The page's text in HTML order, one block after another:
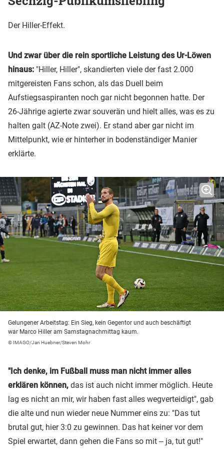
Der Hiller-Effekt.
Und zwar über die rein sportliche Leistung des Ur-Löwen
hinaus: "Hiller, Hiller", skandierten viele der fast 2.000
mitgereisten Fans schon, als das Duell beim
Aufstiegsaspiranten noch gar nicht begonnen hatte. Der
26-Jährige agierte zwar souverän und hielt alles, was es zu
halten galt (AZ-Note zwei). Er stand aber gar nicht im
Mittelpunkt, wie er hinterher in bodenständiger Manier
erklärte.
Gelungener Arbeitstag: Ein Sieg, kein Gegentor und auch beschäftigt
war Marco Hiller am Samstagnachmittag kaum.
© IMAGO/Jan Huebner/Steven Mohr
"Ich denke, im Fußball muss man nicht immer alles
erklären können, das ist auch nicht immer möglich. Heute
lag es nicht an mir, wir haben fast alles wegverteidigt", gab
die alte und nun wieder neue Nummer eins zu: "Das tut
brutal gut, hier 3:0 zu gewinnen. Das hat keiner vor dem
Spiel erwartet, dann gehen die Fans so mit ‒ ja, tut gut!"